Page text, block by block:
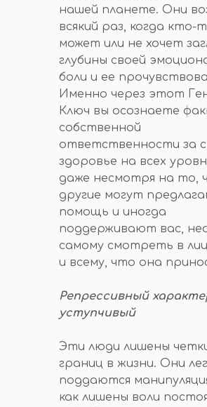
нашей планете. Они
всякий раз, когда кто-
может или не хочет
глубины своей
боли и ее
Именно через этот
Ключ вы осознаете
собственной
ответственности за
здоровье на всех
даже несмотря на то,
другие могут
помощь и иногда
поддерживают вас,
самому смотреть в
и всему, что она
Репрессивный
уступчивый
Эти люди лишены
границ в жизни. Они
поддаются
как лишены воли